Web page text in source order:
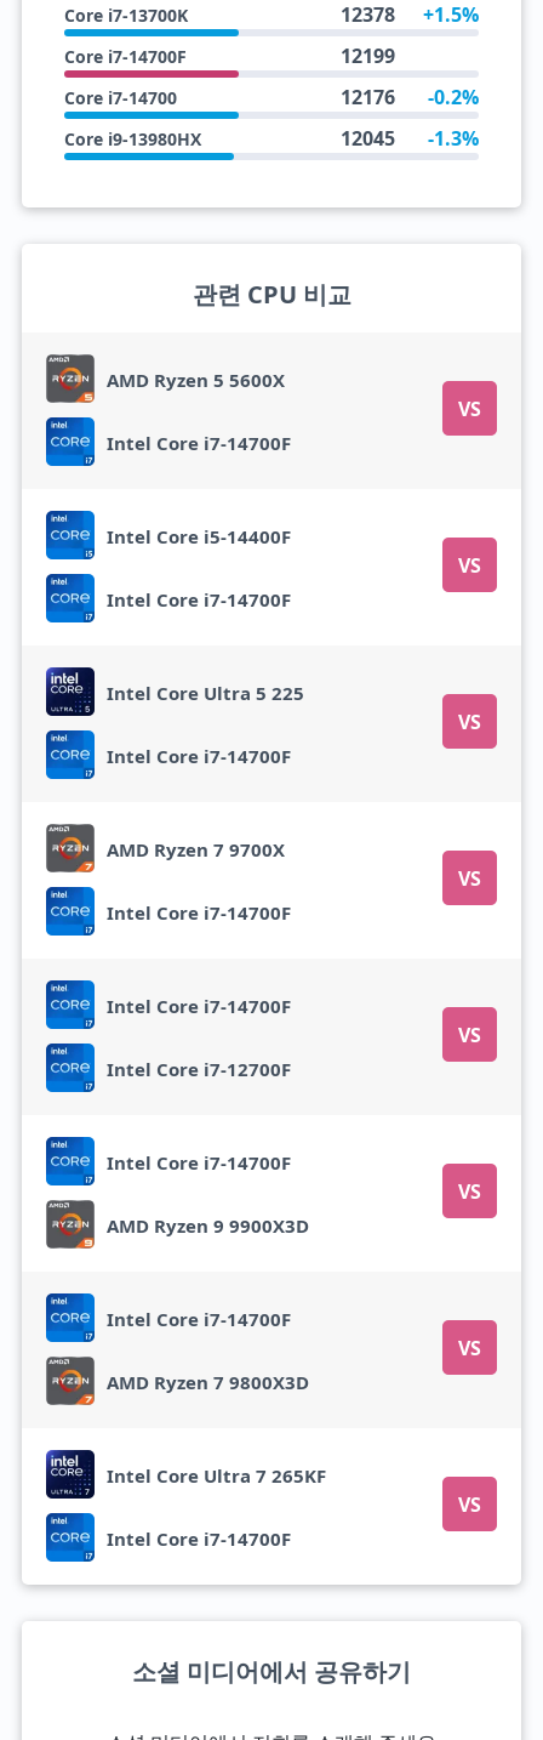
Core i7-13700K 12378 +1.5%
Core i7-14700F 12199
Core i7-14700 12176 -0.2%
Core i9-13980HX 12045 -1.3%
관련 CPU 비교
AMD Ryzen 5 5600X
VS
Intel Core i7-14700F
Intel Core i5-14400F
VS
Intel Core i7-14700F
Intel Core Ultra 5 225
VS
Intel Core i7-14700F
AMD Ryzen 7 9700X
VS
Intel Core i7-14700F
Intel Core i7-14700F
VS
Intel Core i7-12700F
Intel Core i7-14700F
VS
AMD Ryzen 9 9900X3D
Intel Core i7-14700F
VS
AMD Ryzen 7 9800X3D
Intel Core Ultra 7 265KF
VS
Intel Core i7-14700F
소셜 미디어에서 공유하기